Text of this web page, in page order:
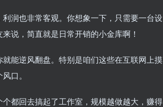
润也非常客观。你想象一下，只需要一台设
说，简直就是日常开销的小金库啊！
能逆风翻盘。特别是咱们这些在互联网上摸
口。
都回去搞起了工作室，规模越做越大，赚得